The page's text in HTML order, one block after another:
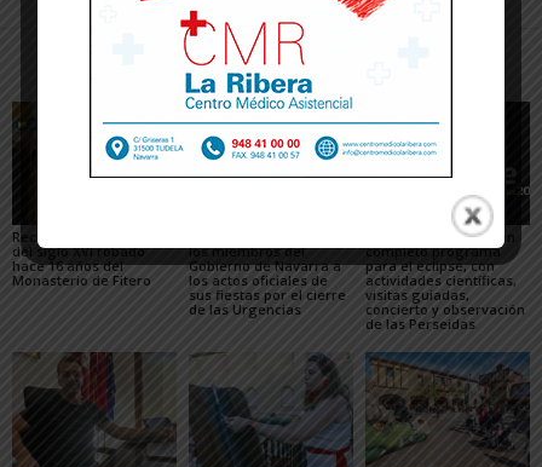
Artículos relacionados
Recuperado un relieve
del siglo XVI robado
hace 16 años del
Monasterio de Fitero
los miembros del
Gobierno de Navarra a
los actos oficiales de
sus fiestas por el cierre
de las Urgencias
Arguedas presenta un
completo programa
para el eclipse, con
actividades científicas,
visitas guiadas,
concierto y observación
de las Perseidas